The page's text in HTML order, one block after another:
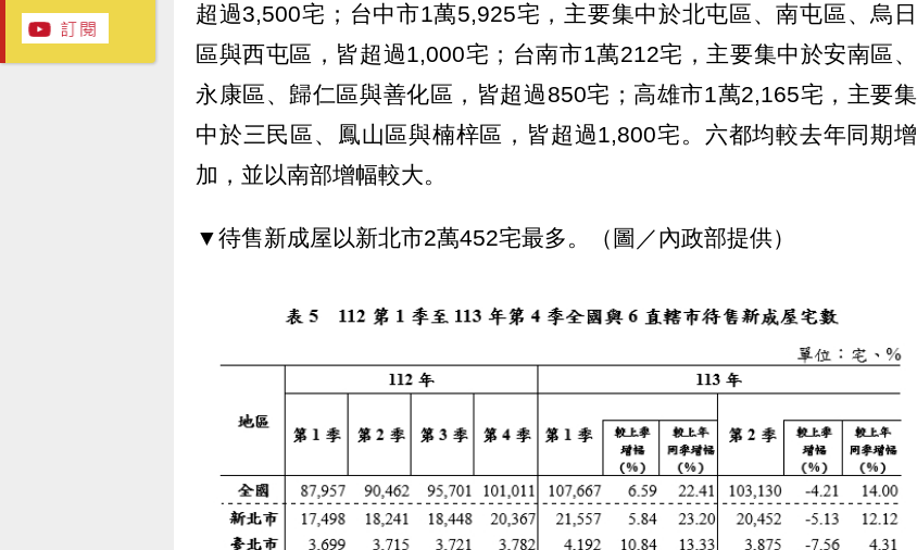
超過3,500宅；台中市1萬5,925宅，主要集中於北屯區、南屯區、烏日
區與西屯區，皆超過1,000宅；台南市1萬212宅，主要集中於安南區、
永康區、歸仁區與善化區，皆超過850宅；高雄市1萬2,165宅，主要集
中於三民區、鳳山區與楠梓區，皆超過1,800宅。六都均較去年同期增
加，並以南部增幅較大。
▼待售新成屋以新北市2萬452宅最多。（圖／內政部提供）